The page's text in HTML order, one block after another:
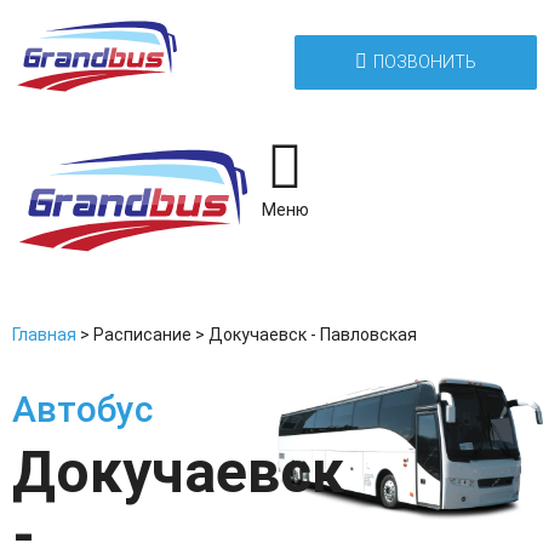
ПОЗВОНИТЬ
Меню
Главная > Расписание > Докучаевск - Павловская
Автобус
Докучаевск